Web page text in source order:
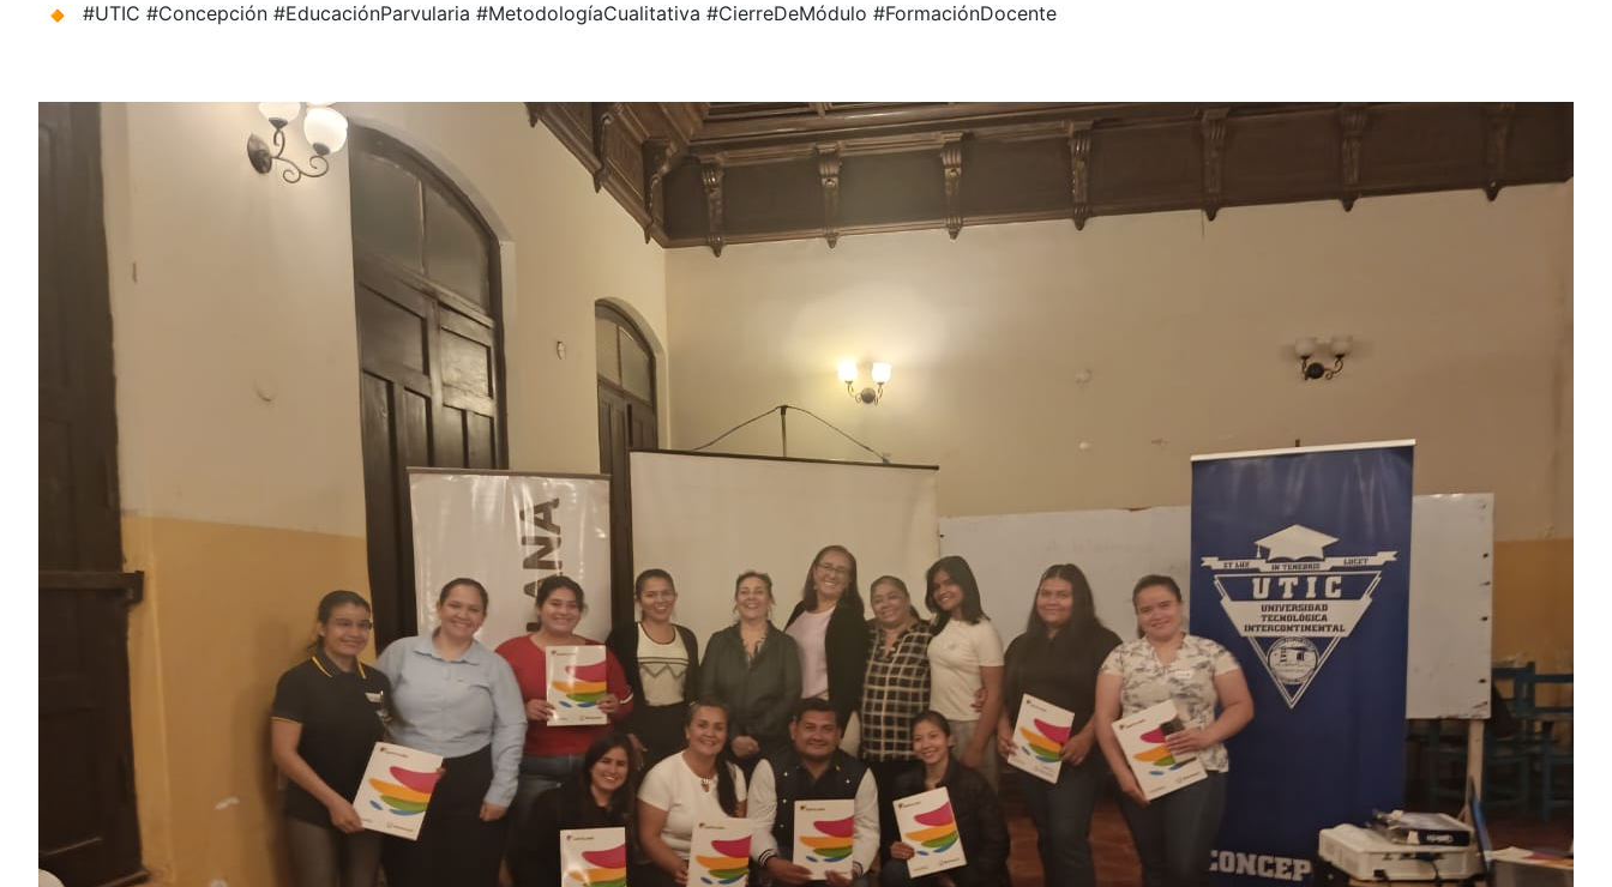
#UTIC #Concepción #EducaciónParvularia #MetodologíaCualitativa #CierreDeMódulo #FormaciónDocente